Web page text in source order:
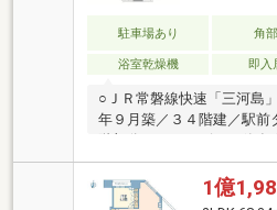
成） 全室クロス張替／キ
ー付キッチン○リビング床
駐車場あり 角
浴室乾燥機
即入
○ＪＲ常磐線快速「三河島
年９月築／３４階建／駅前
の商業施設あり○充実した
トネスルーム、ゲストル
一部有償）○ペット飼育可
1億